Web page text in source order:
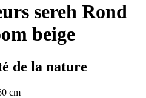
sereh Rond
beige
de la nature
cm